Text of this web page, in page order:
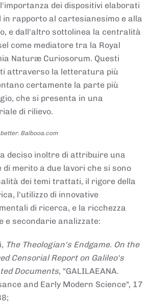
dei dispositivi elaborati
in rapporto al cartesianesimo e alla
e dall'altro sottolinea la centralità
come mediatore tra la Royal
Naturæ Curiosorum. Questi
attraverso la letteratura più
certamente la parte più
che si presenta in una
di rilievo.
Balbooa.com
deciso inoltre di attribuire una
di merito a due lavori che si sono
dei temi trattati, il rigore della
l'utilizzo di innovative
di ricerca, e la ricchezza
e secondarie analizzate:
The Theologian's Endgame. On the
Censorial Report on Galileo's
Documents, "GALILAEANA.
and Early Modern Science", 17